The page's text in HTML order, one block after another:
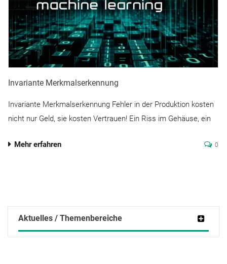
Invariante Merkmalserkennung
Invariante Merkmalserkennung Fehler in der Produktion kosten
nicht nur Geld, sie kosten Vertrauen! Ein Riss im Gehäuse, ein
Mehr erfahren 0
Aktuelles / Themenbereiche